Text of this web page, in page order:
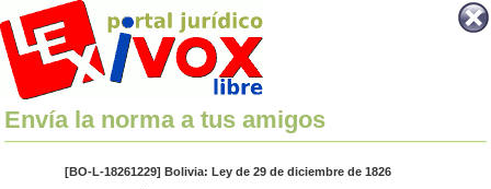
Envía la norma a tus amigos
[BO-L-18261229] Bolivia: Ley de 29 de diciembre de 1826